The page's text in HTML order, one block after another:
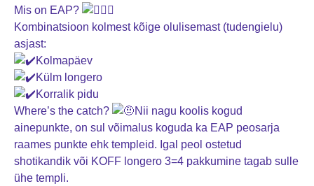
Mis on EAP?
Kombinatsioon kolmest kõige olulisemast (tudengielu)
asjast:
Kolmapäev
Külm longero
Korralik pidu
Where’s the catch?
Nii nagu koolis kogud
ainepunkte, on sul võimalus koguda ka EAP peosarja
raames punkte ehk templeid. Igal peol ostetud
shotikandik või KOFF longero 3=4 pakkumine tagab sulle
ühe templi.